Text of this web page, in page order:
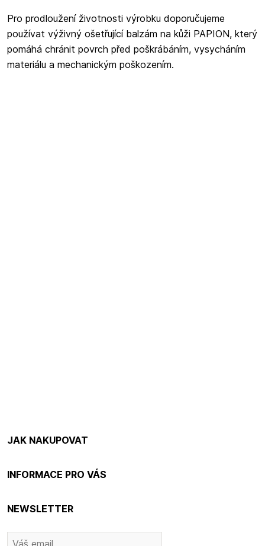
Pro prodloužení životnosti výrobku doporučujeme
používat výživný ošetřující balzám na kůži PAPION, který
pomáhá chránit povrch před poškrábáním, vysycháním
materiálu a mechanickým poškozením.
JAK NAKUPOVAT
INFORMACE PRO VÁS
NEWSLETTER